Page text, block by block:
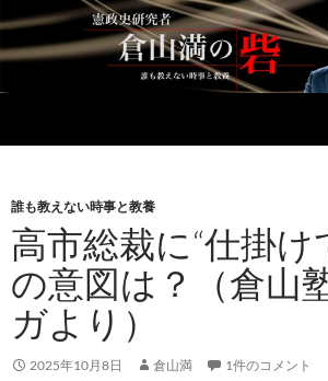
テ
ン
へ
キ
プ
誰も教えない時事と教養
高市総裁に“仕掛け
の意図は？（倉山
ガより）
2025年10月8日 倉山満 1件のコメント